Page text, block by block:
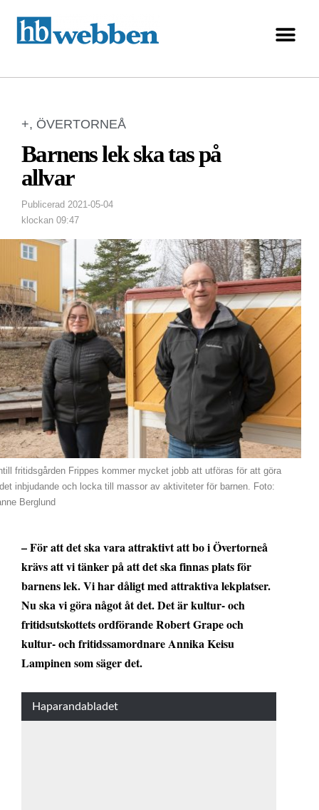
+, ÖVERTORNEÅ
Barnens lek ska tas på
allvar
Publicerad 2021-05-04
klockan 09:47
fritidsgården Frippes kommer mycket jobb att utföras för att göra
inbjudande och locka till massor av aktiviteter för barnen. Foto:
Berglund
– För att det ska vara attraktivt att bo i Övertorneå
krävs att vi tänker på att det ska finnas plats för
barnens lek. Vi har dåligt med attraktiva lekplatser.
Nu ska vi göra något åt det. Det är kultur- och
fritidsutskottets ordförande Robert Grape och
kultur- och fritidssamordnare Annika Keisu
Lampinen som säger det.